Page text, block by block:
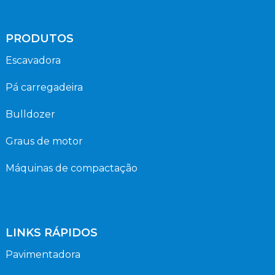
PRODUTOS
Escavadora
Pá carregadeira
Bulldozer
Graus de motor
Máquinas de compactação
LINKS RÁPIDOS
Pavimentadora